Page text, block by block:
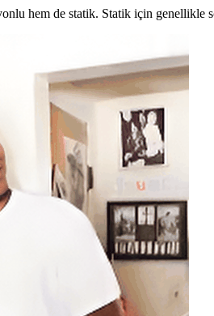
hem de statik. Statik için genellikle